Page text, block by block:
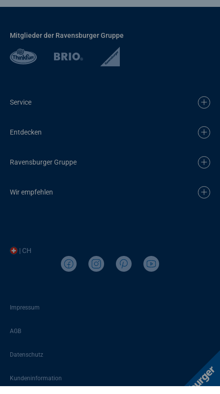
Mitglieder der Ravensburger Gruppe
Service
Entdecken
Ravensburger Gruppe
Wir empfehlen
| CH
Impressum
AGB
Datenschutz
Kundeninformation